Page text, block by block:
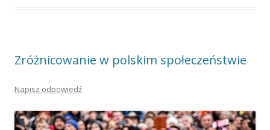
Zróżnicowanie w polskim społeczeństwie
Napisz odpowiedź